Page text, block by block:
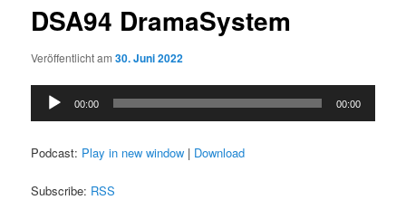
DSA94 DramaSystem
Veröffentlicht am30. Juni 2022
Audio-
Player
00:00 00:00
Podcast: Play in new window | Download
Subscribe: RSS